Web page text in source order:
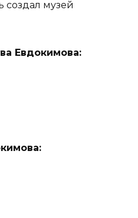
создал музей
Евдокимова: